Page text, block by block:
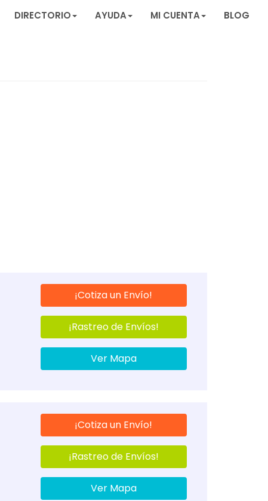
DIRECTORIO AYUDA MI CUENTA BLOG
¡Cotiza un Envío!
¡Rastreo de Envíos!
Ver Mapa
¡Cotiza un Envío!
¡Rastreo de Envíos!
Ver Mapa